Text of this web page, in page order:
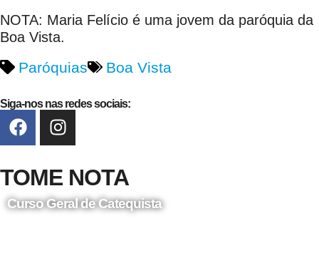
NOTA: Maria Felício é uma jovem da paróquia da
Boa Vista.
Paróquias Boa Vista
Siga-nos nas redes sociais:
TOME NOTA
Curso Geral de Catequista